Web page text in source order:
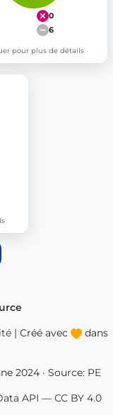
0
6
pour plus de détails
| Créé avec
dans
2024 · Source: PE
API — CC BY 4.0